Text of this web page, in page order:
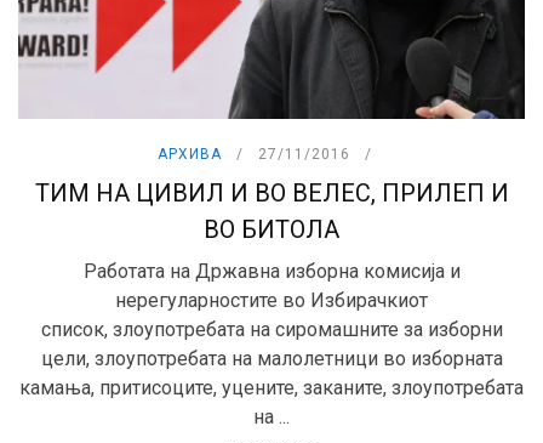
АРХИВА 27/11/2016
ТИМ НА ЦИВИЛ И ВО ВЕЛЕС, ПРИЛЕП И
ВО БИТОЛА
Работата на Државна изборна комисија и
нерегуларностите во Избирачкиот
список, злоупотребата на сиромашните за изборни
цели, злоупотребата на малолетници во изборната
камања, притисоците, уцените, заканите, злоупотребата
на ...